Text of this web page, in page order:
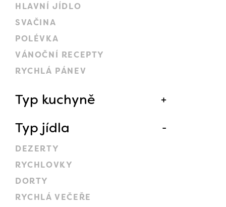
HLAVNÍ JÍDLO
SVAČINA
POLÉVKA
VÁNOČNÍ RECEPTY
RYCHLÁ PÁNEV
Typ kuchyně
Typ jídla
DEZERTY
RYCHLOVKY
DORTY
RYCHLÁ VEČEŘE